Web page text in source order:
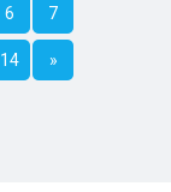
6 7
14 »